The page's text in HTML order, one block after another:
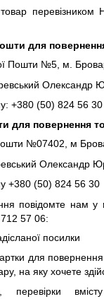
для
Пошти №5, м.
Олександр
+380 (50) 824 56 30
для повернення
№07402, м
Олександр
+380 (50) 824 56 30
повідомте нам у
57 06:
посилки
для повернення
на яку хочете
перевірки